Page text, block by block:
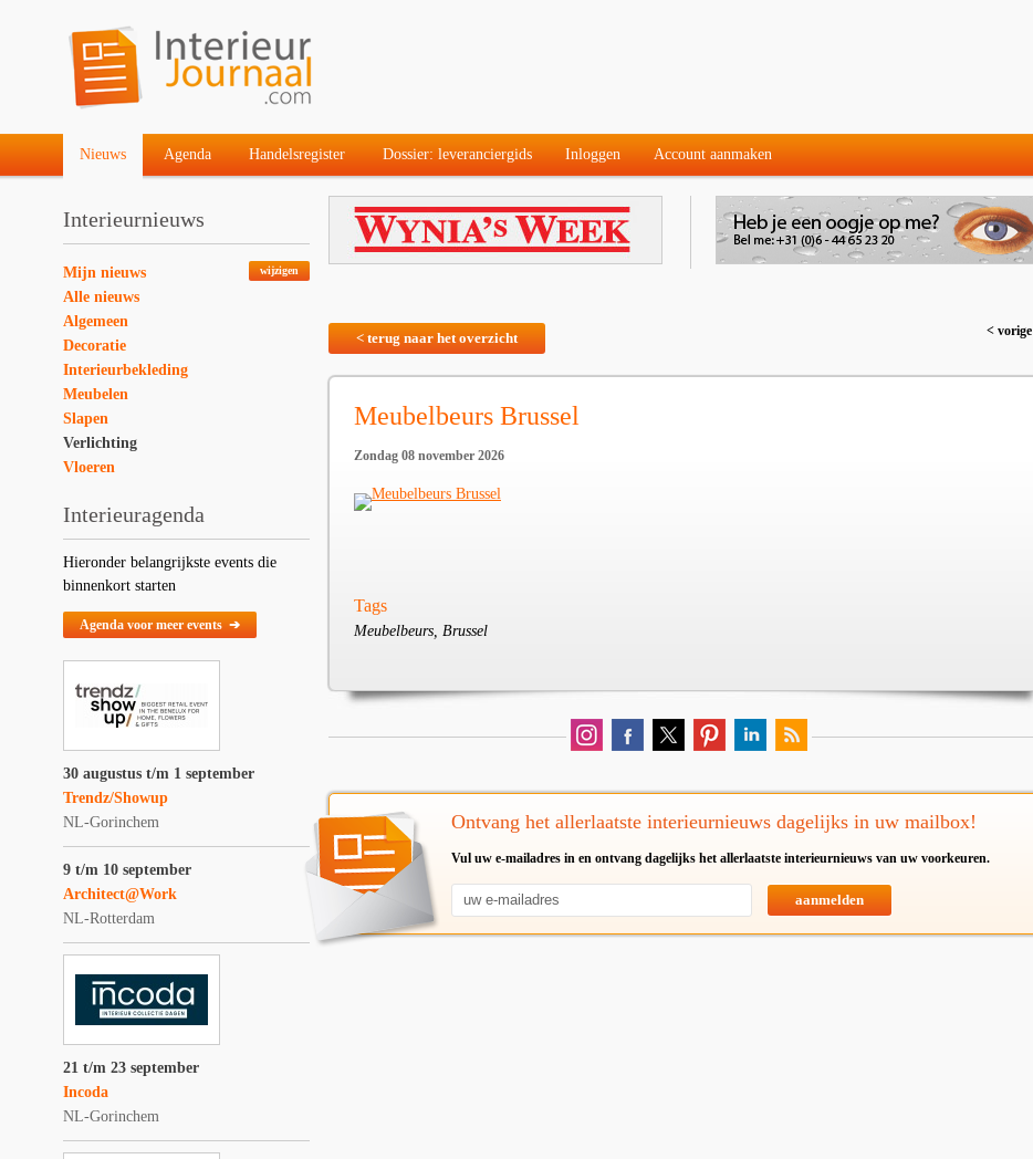
Nieuws Agenda Handelsregister Dossier: leveranciergids Inloggen Account aanmaken
Interieurnieuws
wijzigen
Mijn nieuws
Alle nieuws
Algemeen
Decoratie
Interieurbekleding
Meubelen
Slapen
Verlichting
Vloeren
Interieuragenda
Hieronder belangrijkste events die
binnenkort starten
Agenda voor meer events ➔
30 augustus t/m 1 september
Trendz/Showup
NL-Gorinchem
9 t/m 10 september
Architect@Work
NL-Rotterdam
21 t/m 23 september
Incoda
NL-Gorinchem
< terug naar het overzicht < vorige
Meubelbeurs Brussel
Zondag 08 november 2026
Tags
Meubelbeurs, Brussel
Ontvang het allerlaatste interieurnieuws dagelijks in uw mailbox!
Vul uw e-mailadres in en ontvang dagelijks het allerlaatste interieurnieuws van uw voorkeuren.
aanmelden